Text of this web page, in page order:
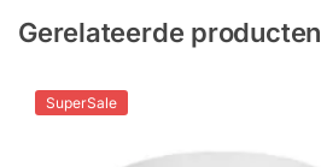
Gerelateerde producten
SuperSale